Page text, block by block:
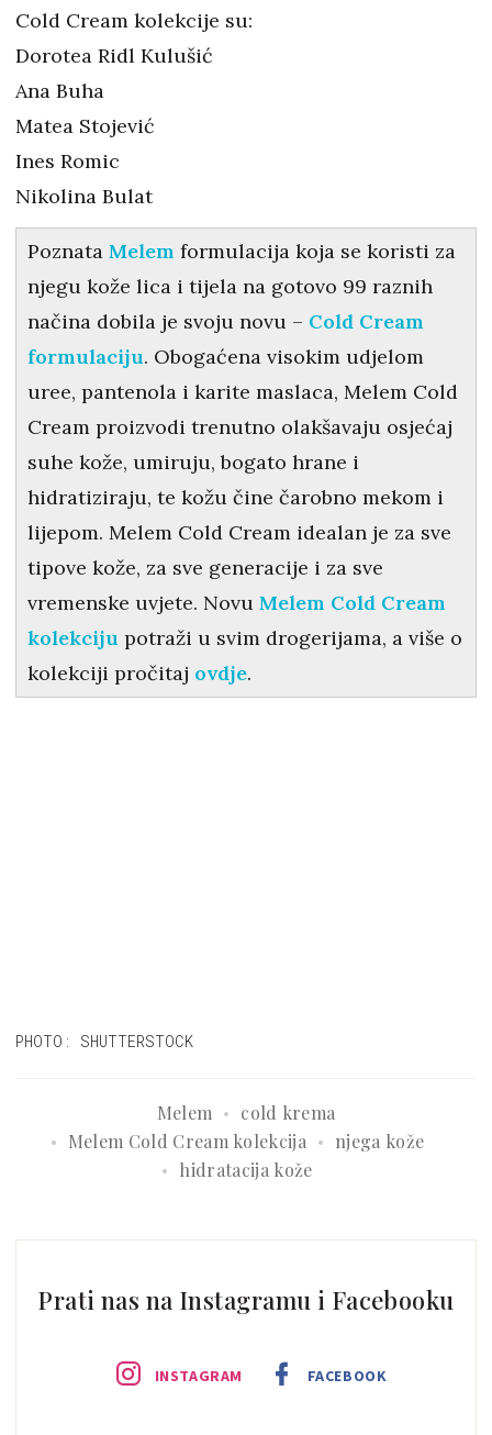
Cold Cream kolekcije su:
Dorotea Ridl Kulušić
Ana Buha
Matea Stojević
Ines Romic
Nikolina Bulat
Poznata Melem formulacija koja se koristi za
njegu kože lica i tijela na gotovo 99 raznih
načina dobila je svoju novu – Cold Cream
formulaciju. Obogaćena visokim udjelom
uree, pantenola i karite maslaca, Melem Cold
Cream proizvodi trenutno olakšavaju osjećaj
suhe kože, umiruju, bogato hrane i
hidratiziraju, te kožu čine čarobno mekom i
lijepom. Melem Cold Cream idealan je za sve
tipove kože, za sve generacije i za sve
vremenske uvjete. Novu Melem Cold Cream
kolekciju potraži u svim drogerijama, a više o
kolekciji pročitaj ovdje.
PHOTO: SHUTTERSTOCK
Melem
cold krema
Melem Cold Cream kolekcija
njega kože
hidratacija kože
Prati nas na Instagramu i Facebooku
INSTAGRAM FACEBOOK